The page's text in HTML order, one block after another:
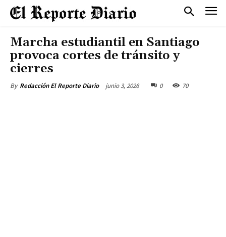
Marcha estudiantil en Santiago
provoca cortes de tránsito y
cierres
By Redacción El Reporte Diario junio 3, 2026 0 70